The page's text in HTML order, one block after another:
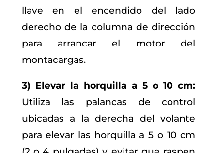
llave en el encendido del lado
derecho de la columna de dirección
para arrancar el motor del
montacargas.
3) Elevar la horquilla a 5 o 10 cm:
Utiliza las palancas de control
ubicadas a la derecha del volante
para elevar las horquilla a 5 o 10 cm